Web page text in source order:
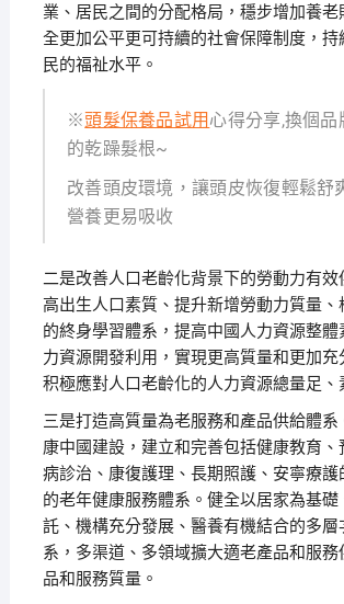
業、居民之間的分配格局，穩步增加養
全更加公平更可持續的社會保障制度，持
民的福祉水平。
※頭髮保養品試用 心得分享,換個品
的乾躁髮根~
改善頭皮環境，讓頭皮恢復輕鬆舒
營養更易吸收
二是改善人口老齡化背景下的勞動力有效
高出生人口素質、提升新增勞動力質量、
的終身學習體系，提高中國人力資源整體
力資源開發利用，實現更高質量和更加
积極應對人口老齡化的人力資源總量足、
三是打造高質量為老服務和產品供給體
康中國建設，建立和完善包括健康教育
病診治、康復護理、長期照護、安寧療護
的老年健康服務體系。健全以居家為基礎
託、機構充分發展、醫養有機結合的多層
系，多渠道、多領域擴大適老產品和服
品和服務質量。